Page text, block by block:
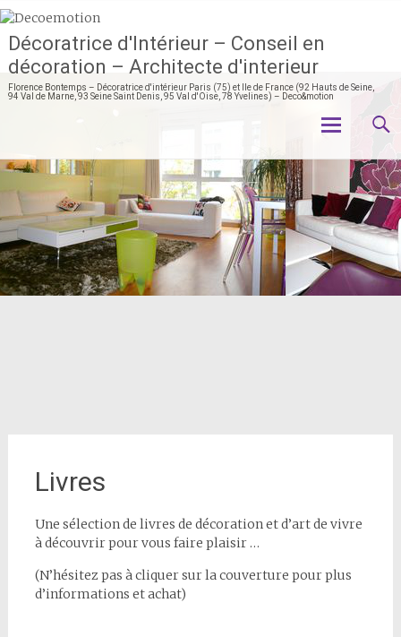
Décoratrice d'Intérieur – Conseil en
décoration – Architecte d'interieur
Florence Bontemps – Décoratrice d'intérieur Paris (75) et Ile de France (92 Hauts de Seine,
94 Val de Marne, 93 Seine Saint Denis, 95 Val d'Oise, 78 Yvelines) – Deco&motion
contenu
principal
Livres
Une sélection de livres de décoration et d’art de vivre
à découvrir pour vous faire plaisir …
(N’hésitez pas à cliquer sur la couverture pour plus
d’informations et achat)